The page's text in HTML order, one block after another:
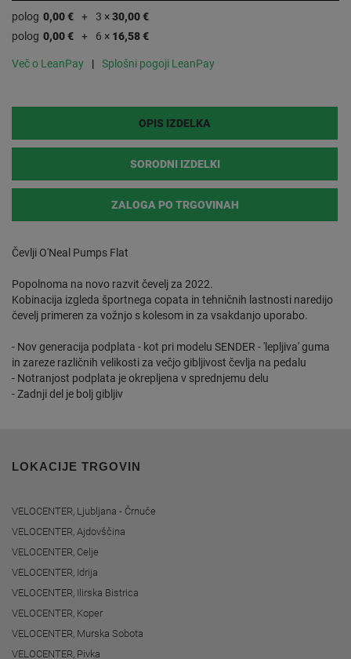
polog 0,00 € 3 ×30,00 €
polog 0,00 € 6 × 16,58 €
Več o LeanPay Splošni pogoji LeanPay
OPIS IZDELKA
SORODNI IZDELKI
ZALOGA PO TRGOVINAH
Čevlji O'Neal Pumps Flat
Popolnoma na novo razvit čevelj za 2022.
Kobinacija izgleda športnega copata in tehničnih lastnosti naredijo
čevelj primeren za vožnjo s kolesom in za vsakdanjo uporabo.
- Nov generacija podplata - kot pri modelu SENDER - 'lepljiva' guma
in zareze različnih velikosti za večjo gibljivost čevlja na pedalu
- Notranjost podplata je okrepljena v sprednjemu delu
- Zadnji del je bolj gibljiv
LOKACIJE TRGOVIN
VELOCENTER, Ljubljana - Črnuče
VELOCENTER, Ajdovščina
VELOCENTER, Celje
VELOCENTER, Idrija
VELOCENTER, Ilirska Bistrica
VELOCENTER, Koper
VELOCENTER, Murska Sobota
VELOCENTER, Pivka